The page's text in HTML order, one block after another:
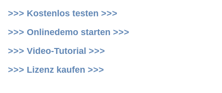
>>> Kostenlos testen >>>
>>> Onlinedemo starten >>>
>>> Video-Tutorial >>>
>>> Lizenz kaufen >>>